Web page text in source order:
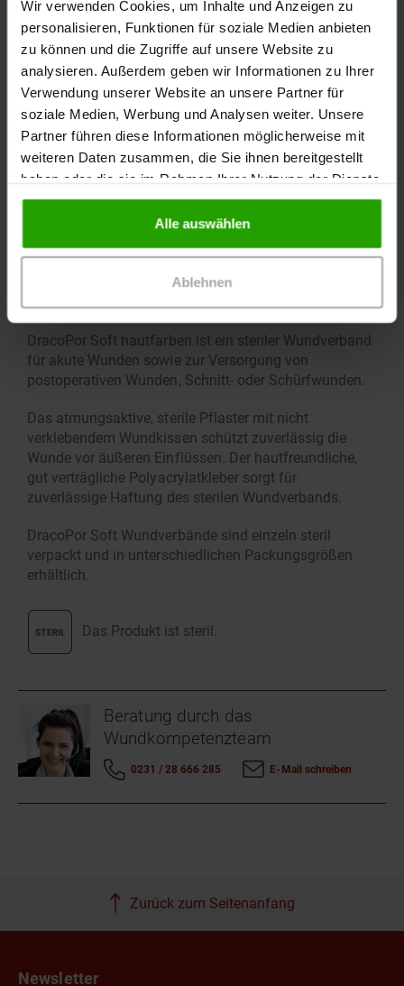
Wir verwenden Cookies, um Inhalte und Anzeigen zu
personalisieren, Funktionen für soziale Medien anbieten
zu können und die Zugriffe auf unsere Website zu
analysieren. Außerdem geben wir Informationen zu Ihrer
Verwendung unserer Website an unsere Partner für
soziale Medien, Werbung und Analysen weiter. Unsere
Partner führen diese Informationen möglicherweise mit
weiteren Daten zusammen, die Sie ihnen bereitgestellt
haben oder die sie im Rahmen Ihrer Nutzung der Dienste
gesammelt haben.
Alle auswählen
Ablehnen
Exsudationsphase, Granulationsphase,
Epithelisierungsphase
Exsudation
schwache bis mäßige
Kleber
hypoallergener Polyacrylatkleber
hydroverfestigtes Polyester- nonwoven
Details
DracoPor Soft hautfarben ist ein steriler Wundverband
für akute Wunden sowie zur Versorgung von
postoperativen Wunden, Schnitt- oder Schürfwunden.
Das atmungsaktive, sterile Pflaster mit nicht
verklebendem Wundkissen schützt zuverlässig die
Wunde vor äußeren Einflüssen. Der hautfreundliche,
gut verträgliche Polyacrylatkleber sorgt für
zuverlässige Haftung des sterilen Wundverbands.
DracoPor Soft Wundverbände sind einzeln steril
verpackt und in unterschiedlichen Packungsgrößen
erhältlich.
Das Produkt ist steril.
Beratung durch das
Wundkompetenzteam
0231 / 28 666 285 E-Mail schreiben
Zurück zum Seitenanfang
Newsletter